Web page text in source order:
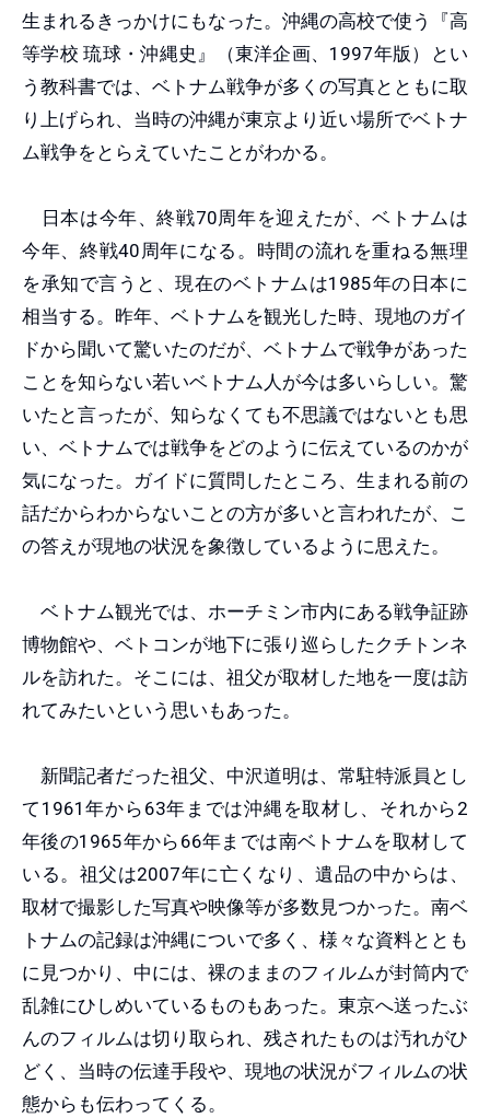
生まれるきっかけにもなった。沖縄の高校で使う『高
等学校 琉球・沖縄史』（東洋企画、1997年版）とい
う教科書では、ベトナム戦争が多くの写真とともに取
り上げられ、当時の沖縄が東京より近い場所でベトナ
ム戦争をとらえていたことがわかる。
日本は今年、終戦70周年を迎えたが、ベトナムは
今年、終戦40周年になる。時間の流れを重ねる無理
を承知で言うと、現在のベトナムは1985年の日本に
相当する。昨年、ベトナムを観光した時、現地のガイ
ドから聞いて驚いたのだが、ベトナムで戦争があった
ことを知らない若いベトナム人が今は多いらしい。驚
いたと言ったが、知らなくても不思議ではないとも思
い、ベトナムでは戦争をどのように伝えているのかが
気になった。ガイドに質問したところ、生まれる前の
話だからわからないことの方が多いと言われたが、こ
の答えが現地の状況を象徴しているように思えた。
ベトナム観光では、ホーチミン市内にある戦争証跡
博物館や、ベトコンが地下に張り巡らしたクチトンネ
ルを訪れた。そこには、祖父が取材した地を一度は訪
れてみたいという思いもあった。
新聞記者だった祖父、中沢道明は、常駐特派員とし
て1961年から63年までは沖縄を取材し、それから2
年後の1965年から66年までは南ベトナムを取材して
いる。祖父は2007年に亡くなり、遺品の中からは、
取材で撮影した写真や映像等が多数見つかった。南ベ
トナムの記録は沖縄についで多く、様々な資料ととも
に見つかり、中には、裸のままのフィルムが封筒内で
乱雑にひしめいているものもあった。東京へ送ったぶ
んのフィルムは切り取られ、残されたものは汚れがひ
どく、当時の伝達手段や、現地の状況がフィルムの状
態からも伝わってくる。